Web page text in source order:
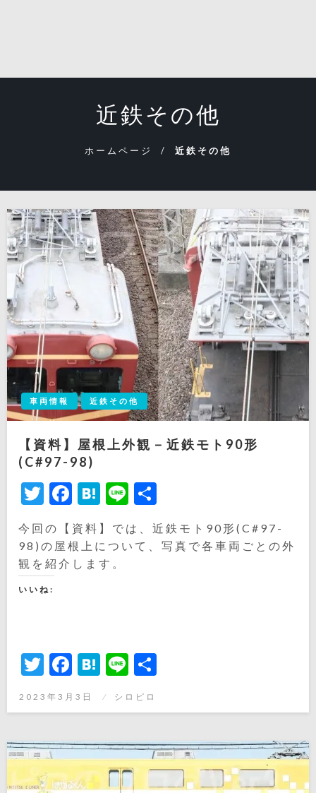
近鉄その他
ホームページ 近鉄その他
車両情報 近鉄その他
【資料】屋根上外観－近鉄モト90形
(C#97-98)
Twitter
Facebook
Hatena
Line
有
今回の【資料】では、近鉄モト90形(C#97-
98)の屋根上について、写真で各車両ごとの外
観を紹介します。
いいね:
Twitter
Facebook
Hatena
Line
投
日:
2023年3月3日 シロピロ